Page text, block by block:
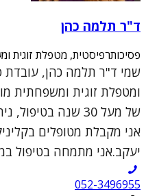
ד"ר תלמה כהן
פסיכותרפיסטית, מטפלת זוגית
ומטפלת זוגית ומשפחתית
של מעל 30 שנה
אני מקבלת מטופלים
יעקב.אני מתמחה בטיפול
052-3496955